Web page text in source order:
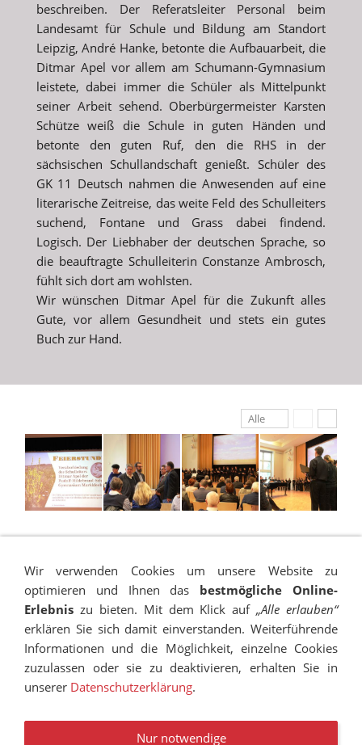
beschreiben. Der Referatsleiter Personal beim
Landesamt für Schule und Bildung am Standort
Leipzig, André Hanke, betonte die Aufbauarbeit, die
Ditmar Apel vor allem am Schumann-Gymnasium
leistete, dabei immer die Schüler als Mittelpunkt
seiner Arbeit sehend. Oberbürgermeister Karsten
Schütze weiß die Schule in guten Händen und
betonte den guten Ruf, den die RHS in der
sächsischen Schullandschaft genießt. Schüler des
GK 11 Deutsch nahmen die Anwesenden auf eine
literarische Zeitreise, das weite Feld des Schulleiters
suchend, Fontane und Grass dabei findend.
Logisch. Der Liebhaber der deutschen Sprache, so
die beauftragte Schulleiterin Constanze Ambrosch,
fühlt sich dort am wohlsten.
Wir wünschen Ditmar Apel für die Zukunft alles
Gute, vor allem Gesundheit und stets ein gutes
Buch zur Hand.
Alle
COOKIES
TRANSPARENZ
BESCHWERDEMANAGEMENT
NEWSLETTER STELLENANGEBOTE
Wir verwenden Cookies um unsere Website zu
optimieren und Ihnen das bestmögliche Online-
Erlebnis zu bieten. Mit dem Klick auf„Alle erlauben“
erklären Sie sich damit einverstanden. Weiterführende
Informationen und die Möglichkeit, einzelne Cookies
zuzulassen oder sie zu deaktivieren, erhalten Sie in
unserer Datenschutzerklärung.
Nur notwendige